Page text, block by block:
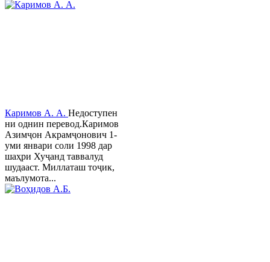
Каримов А. А. Недоступен
ни однин перевод.Каримов
Азимҷон Акрамҷонович 1-
уми январи соли 1998 дар
шаҳри Хуҷанд таввалуд
шудааст. Миллаташ тоҷик,
маълумота...